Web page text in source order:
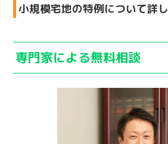
小規模宅地の特例について詳
専門家による無料相談